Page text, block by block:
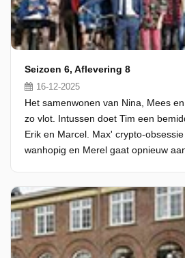
Seizoen 6, Aflevering 8
16-12-2025
Het samenwonen van Nina, Mees
zo vlot. Intussen doet Tim een
Erik en Marcel. Max' crypto-
wanhopig en Merel gaat opnieuw